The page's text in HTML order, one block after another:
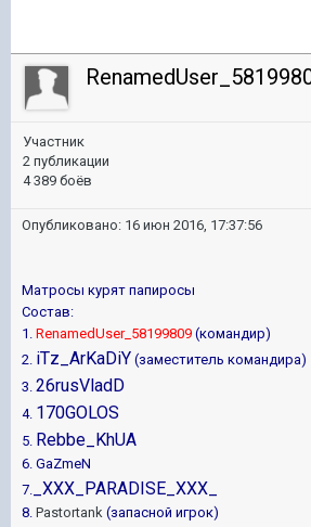
Участник
2 публикации
4 389 боёв
Опубликовано: 16 июн 2016, 17:37:56
Матросы курят папиросы
Состав:
1. RenamedUser_58199809 (командир)
2. iTz_ArKaDiY (заместитель командира)
3. 26rusVladD
4. 170GOLOS
5. Rebbe_KhUA
6. GaZmeN
7.
_XXX_PARADISE_XXX_
8. Pastortank